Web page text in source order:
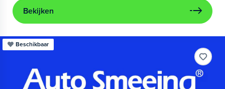
Bekijken
Beschikbaar